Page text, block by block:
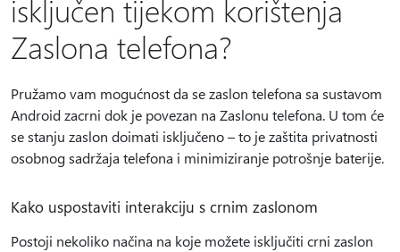
isključen tijekom korištenja
Zaslona telefona?
Pružamo vam mogućnost da se zaslon telefona sa sustavom
Android zacrni dok je povezan na Zaslonu telefona. U tom će
se stanju zaslon doimati isključeno – to je zaštita privatnosti
osobnog sadržaja telefona i minimiziranje potrošnje baterije.
Kako uspostaviti interakciju s crnim zaslonom
Postoji nekoliko načina na koje možete isključiti crni zaslon